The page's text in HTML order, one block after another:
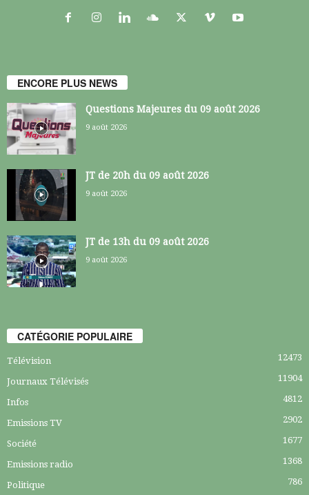
ENCORE PLUS NEWS
Questions Majeures du 09 août 2026
9 août 2026
JT de 20h du 09 août 2026
9 août 2026
JT de 13h du 09 août 2026
9 août 2026
CATÉGORIE POPULAIRE
Télévision 12473
Journaux Télévisés 11904
Infos 4812
Emissions TV 2902
Société 1677
Emissions radio 1368
Politique 786